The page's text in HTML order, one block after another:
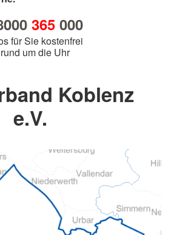
365000
für Sie kostenfrei
rund um die Uhr
Koblenz
e.V.